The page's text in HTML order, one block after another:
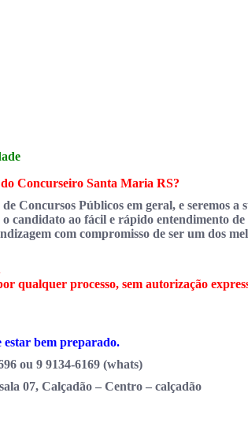
Concurseiro Santa Maria RS?
Concursos Públicos em geral, e seremos
candidato ao fácil e rápido entendimento
com compromisso de ser um dos
qualquer processo, sem autorização
bem preparado.
ou 9 9134-6169 (whats)
07, Calçadão – Centro – calçadão